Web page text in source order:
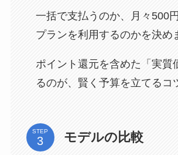
一括で支払うのか、月々500
プランを利用するのかを決め
ポイント還元を含めた「実質
るのが、賢く予算を立てるコ
STEP モデルの比較